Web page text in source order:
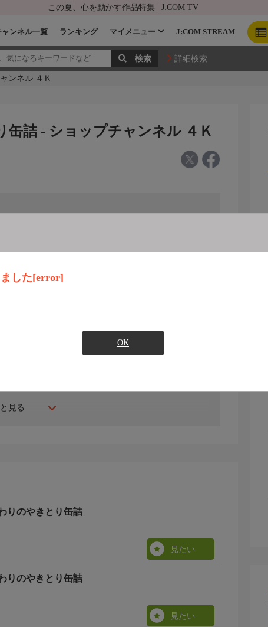
この夏、心を動かす作品特集 | J:COM TV
ャンネル一覧 ランキング マイメニュー J:COM STREAM
詳細検索
ンネル ４Ｋ
した[error]
OK
詰 - ショップチャンネル ４Ｋ
見る
ート。ファッション、ビューティー、ホームグッ
。世界中の逸品に出会う喜びを生放送ならではの臨
場合もございます。
りのやきとり缶詰
見たい
りのやきとり缶詰
見たい